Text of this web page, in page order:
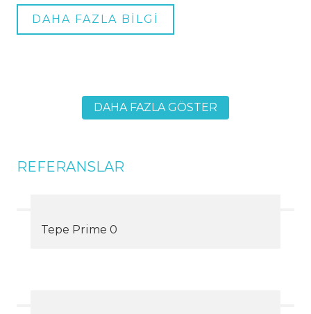
DAHA FAZLA BİLGİ
DAHA FAZLA GÖSTER
REFERANSLAR
Tepe Prime 0